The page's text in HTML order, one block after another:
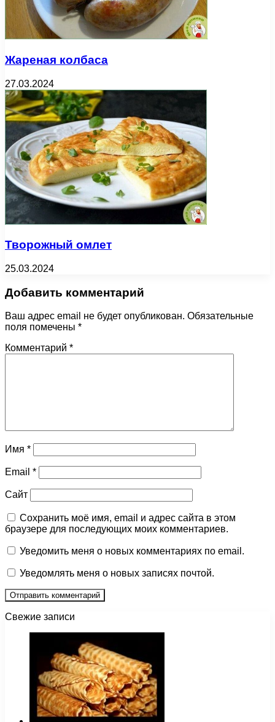
Жареная колбаса
27.03.2024
Творожный омлет
25.03.2024
Добавить комментарий
Ваш адрес email не будет опубликован. Обязательные
поля помечены *
Комментарий *
Имя *
Email *
Сайт
Сохранить моё имя, email и адрес сайта в этом
браузере для последующих моих комментариев.
Уведомить меня о новых комментариях по email.
Уведомлять меня о новых записях почтой.
Свежие записи